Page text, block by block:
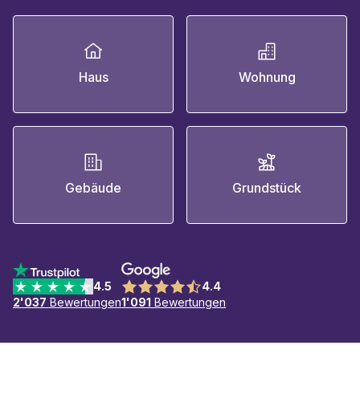
Haus Wohnung
Gebäude Grundstück
4.5
2'037 Bewertungen
4.4
1'091 Bewertungen